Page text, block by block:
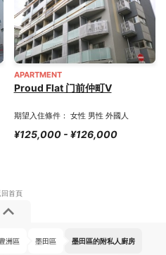
APARTMENT
Proud Flat 门前仲町Ⅴ
期望入住條件： 女性 男性 外國人
¥125,000 - ¥126,000
洲區 墨田區 墨田區的附私人廚房